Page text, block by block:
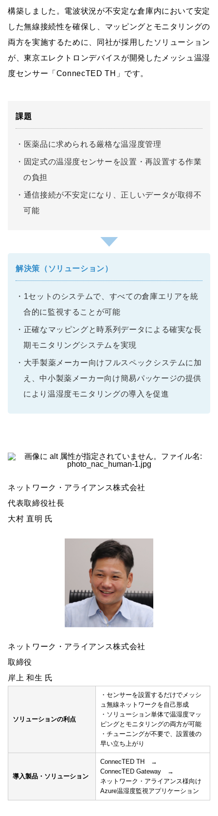
構築しました。電波状況が不安定な倉庫内において安定
した無線接続性を確保し、マッピングとモニタリングの
両方を実施するために、同社が採用したソリューション
が、東京エレクトロンデバイスが開発したメッシュ温湿
度センサー「ConnecTED TH」です。
課題
医薬品に求められる厳格な温湿度管理
固定式の温湿度センサーを設置・再設置する作業
の負担
通信接続が不安定になり、正しいデータが取得不
可能
解決策（ソリューション）
1セットのシステムで、すべての倉庫エリアを統
合的に監視することが可能
正確なマッピングと時系列データによる確実な長
期モニタリングシステムを実現
大手製薬メーカー向けフルスペックシステムに加
え、中小製薬メーカー向け簡易パッケージの提供
により温湿度モニタリングの導入を促進
ネットワーク・アライアンス株式会社
代表取締役社長
大村 直明 氏
ネットワーク・アライアンス株式会社
取締役
岸上 和生 氏
ソリューションの利点
・センサーを設置するだけでメッシ
ュ無線ネットワークを自己形成
・ソリューション単体で温湿度マッ
ピングとモニタリングの両方が可能
・チューニングが不要で、設置後の
早い立ち上がり
導入製品・ソリューション
ConnecTED TH →
ConnecTED Gateway →
ネットワーク・アライアンス様向け
Azure温湿度監視アプリケーション